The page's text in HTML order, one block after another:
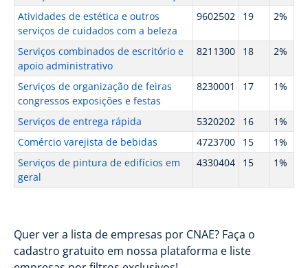
Atividades de estética e outros
serviços de cuidados com a beleza
9602502 19 2%
Serviços combinados de escritório e
apoio administrativo
8211300 18 2%
Serviços de organização de feiras
congressos exposições e festas
8230001 17 1%
Serviços de entrega rápida 5320202 16
1%
Comércio varejista de bebidas
4723700 15
1%
Serviços de pintura de edifícios em
geral
4330404 15 1%
Quer ver a lista de empresas por CNAE? Faça o
cadastro gratuito em nossa plataforma e liste